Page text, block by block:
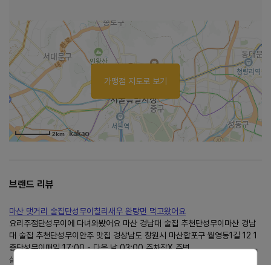
2km
가맹점 지도로 보기
브랜드 리뷰
마산 댓거리 술집단성무이칠리새우 완탕면 먹고왔어요
요리주점단성무이에 다녀와봤어요 마산 경남대 술집 추천단성무이마산 경남
대 술집 추천단성무이안주 맛집 경상남도 창원시 마산합포구 월영동1길 12 1
층단성무이매일 17:00 - 다음 날 03:00 주차장X 주변...
살랑살랑 리뷰숲